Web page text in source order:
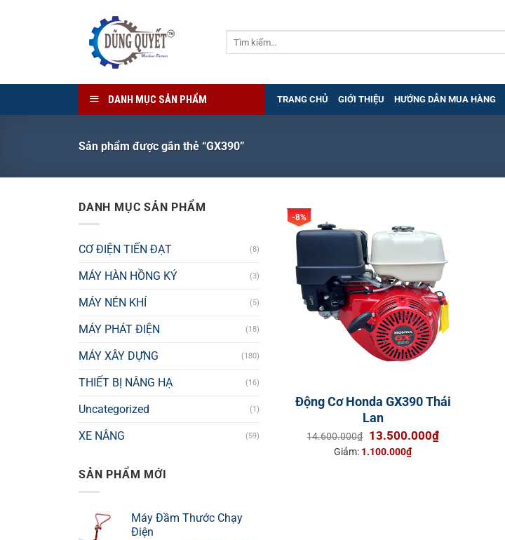
DANH MỤC SẢN PHẨM TRANG CHỦ GIỚI THIỆU HƯỚNG DẪN MUA HÀNG
Sản phẩm được gắn thẻ “GX390”
DANH MỤC SẢN PHẨM
CƠ ĐIỆN TIẾN ĐẠT (8)
MÁY HÀN HỒNG KÝ (3)
MÁY NÉN KHÍ (5)
MÁY PHÁT ĐIỆN (18)
MÁY XÂY DỰNG (180)
THIẾT BỊ NÂNG HẠ (16)
Uncategorized (1)
XE NÂNG (59)
SẢN PHẨM MỚI
Máy Đầm Thước Chạy
Điện
-8%
Động Cơ Honda GX390 Thái
Lan
14.600.000₫ Giá
gốc
13.500.000₫Giá
Giảm: 1.100.000₫